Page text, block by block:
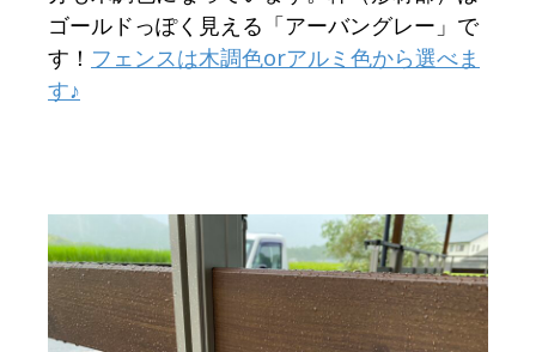
ゴールドっぽく見える「アーバングレー」で
す！ フェンスは木調色orアルミ色から選べま
す♪